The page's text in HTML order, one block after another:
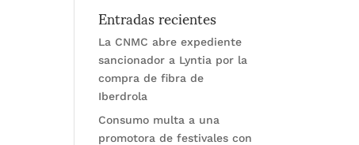
Entradas recientes
La CNMC abre expediente
sancionador a Lyntia por la
compra de fibra de
Iberdrola
Consumo multa a una
promotora de festivales con